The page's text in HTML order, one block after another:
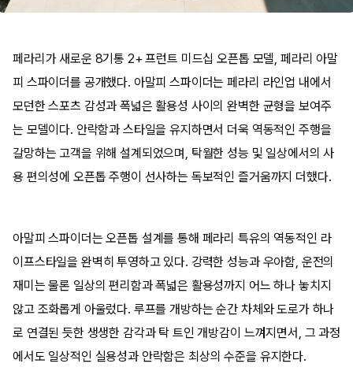
페라리가 새로운 8기통 2+ 프런트 미드십 오픈톱 모델, 페라리 아말
피 스파이더를 공개했다. 아말피 스파이더는 페라리 라인업 내에서
모던한 스포츠 감성과 폭넓은 활용성 사이의 완벽한 균형을 보여주
는 모델이다. 안락함과 스타일을 유지하면서 더욱 역동적인 주행을
갈망하는 고객을 위해 설계되었으며, 탁월한 성능 및 일상에서의 사
용 편의성에 오픈톱 주행이 선사하는 독보적인 즐거움까지 더했다.
아말피 스파이더는 오픈톱 설계를 통해 페라리 특유의 역동적인 라
이프스타일을 완벽히 투영하고 있다. 강력한 성능과 우아함, 운전의
재미는 물론 일상의 편리함과 폭넓은 활용성까지 어느 하나 놓치지
않고 조화롭게 아울렀다. 루프를 개방하는 순간 차체와 도로가 하나
로 연결된 듯한 생생한 감각과 탁 트인 개방감이 느껴지면서, 그 과정
에서도 일상적인 실용성과 안락함은 최상의 수준을 유지한다.